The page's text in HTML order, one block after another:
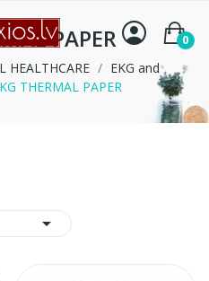
0
PAPER
HEALTHCARE
EKG and
THERMAL PAPER
